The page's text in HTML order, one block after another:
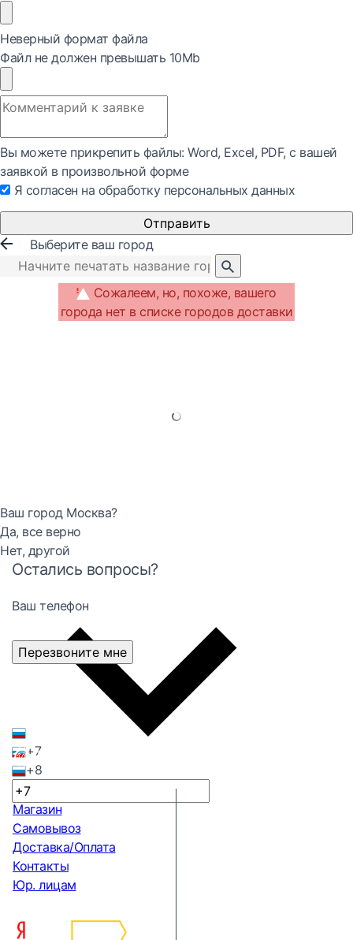
Неверный формат файла
Файл не должен превышать 10Mb
Вы можете прикрепить файлы: Word, Exсel, PDF, с вашей
заявкой в произвольной форме
Я согласен на обработку персональных данных
Отправить
Выберите ваш город
Сожалеем, но, похоже, вашего
города нет в списке городов доставки
Ваш город Москва?
Да, все верно
Нет, другой
Остались вопросы?
Ваш телефон
+7
+8
Перезвоните мне
Магазин
Самовывоз
Доставка/Оплата
Контакты
Юр. лицам